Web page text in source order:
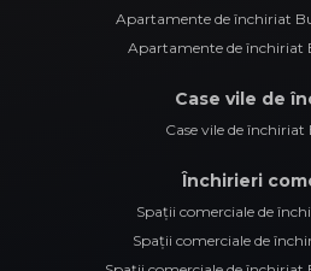
Apartamente de închiriat
Apartamente de închiriat
Case vile de
Case vile de închiriat
Închirieri
Spații comerciale de
Spații comerciale de